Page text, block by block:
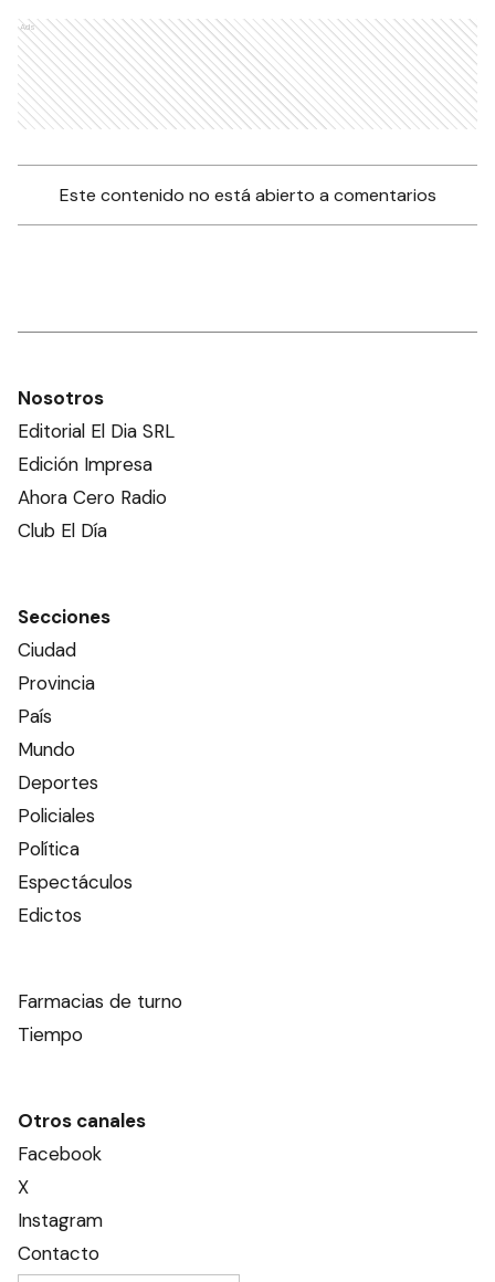
Ads
Este contenido no está abierto a comentarios
Nosotros
Editorial El Dia SRL
Edición Impresa
Ahora Cero Radio
Club El Día
Secciones
Ciudad
Provincia
País
Mundo
Deportes
Policiales
Política
Espectáculos
Edictos
Farmacias de turno
Tiempo
Otros canales
Facebook
X
Instagram
Contacto